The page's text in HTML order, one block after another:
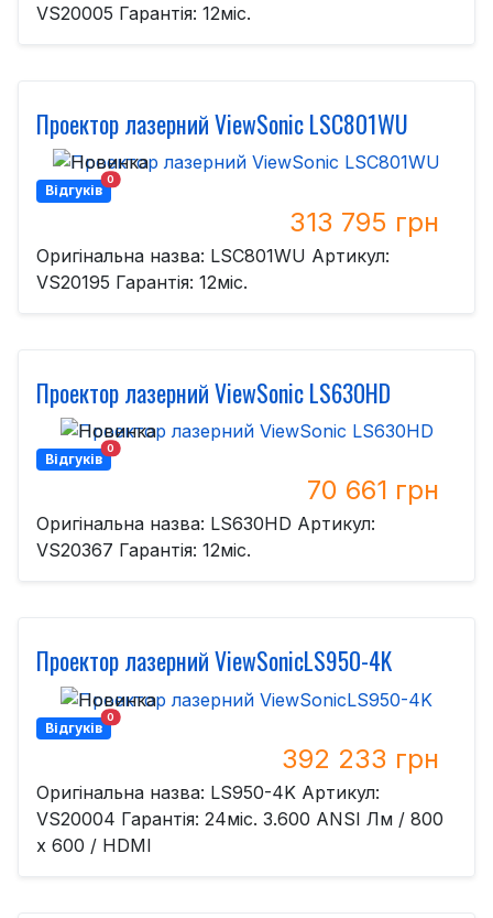
VS20005 Гарантія: 12міс.
Проектор лазерний ViewSonic LSC801WU
Відгуків
0
313 795 грн
Оригінальна назва: LSC801WU Артикул:
VS20195 Гарантія: 12міс.
Проектор лазерний ViewSonic LS630HD
Відгуків
0
70 661 грн
Оригінальна назва: LS630HD Артикул:
VS20367 Гарантія: 12міс.
Проектор лазерний ViewSonicLS950-4K
Відгуків
0
392 233 грн
Оригінальна назва: LS950-4K Артикул:
VS20004 Гарантія: 24міс. 3.600 ANSI Лм / 800
x 600 / HDMI